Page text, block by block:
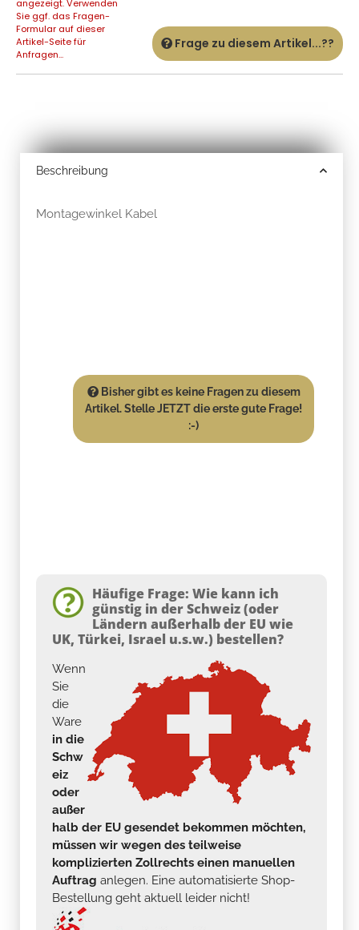
angezeigt. Verwenden
Sie ggf. das Fragen-
Formular auf dieser
Artikel-Seite für
Anfragen...
Frage zu diesem Artikel...??
Beschreibung
Montagewinkel Kabel
Bisher gibt es keine Fragen zu diesem
Artikel. Stelle JETZT die erste gute Frage!
:-)
Häufige Frage: Wie kann ich
günstig in der Schweiz (oder
Ländern außerhalb der EU wie
UK, Türkei, Israel u.s.w.) bestellen?
Wenn
Sie
die
Ware
in die
Schw
eiz
oder
außer
halb der EU gesendet bekommen möchten,
müssen wir wegen des teilweise
komplizierten Zollrechts einen manuellen
Auftrag anlegen. Eine automatisierte Shop-
Bestellung geht aktuell leider nicht!